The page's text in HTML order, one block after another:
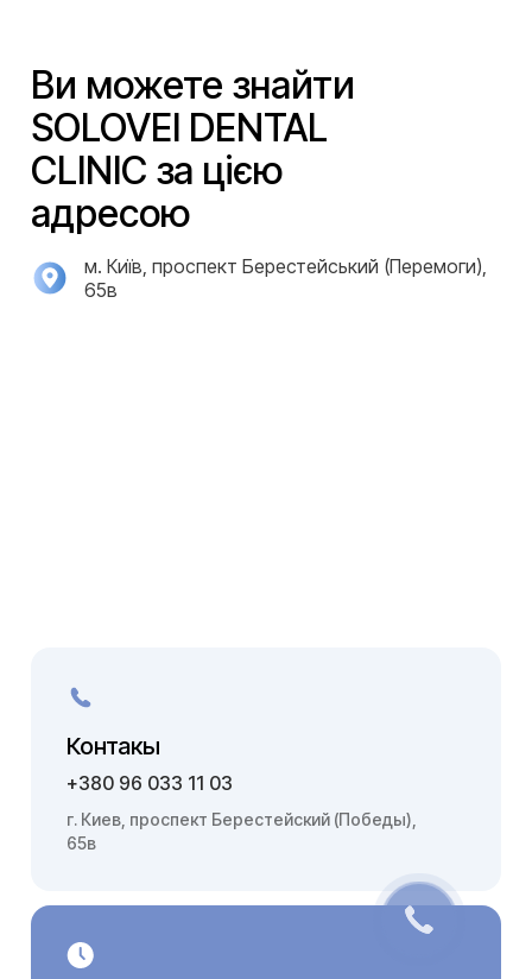
Ви можете знайти
SOLOVEI DENTAL
CLINIC за цією
адресою
м. Київ, проспект Берестейський (Перемоги),
65в
Контакы
+380 96 033 11 03
г. Киев, проспект Берестейский (Победы),
65в